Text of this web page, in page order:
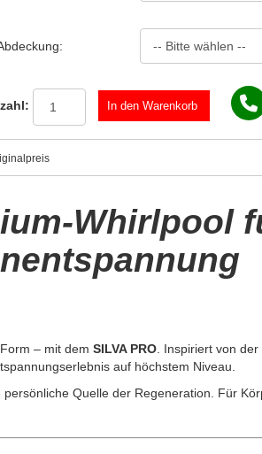
Whirlpool
– mit dem SILVA PRO . Inspiriert von
auf höchstem Niveau.
persönliche Quelle der Regeneration. Für